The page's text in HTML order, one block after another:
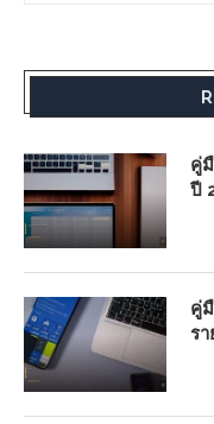
คู่
ปี
คู่
ร